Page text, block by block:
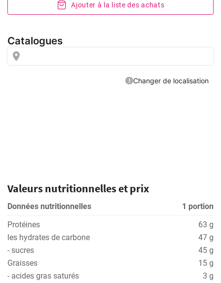
Ajouter à la liste des achats
Valeurs nutritionnelles et prix
Données nutritionnelles
1 portion
Protéines
63 g
les hydrates de carbone
47 g
- sucres
45 g
Graisses
15 g
- acides gras saturés
3 g